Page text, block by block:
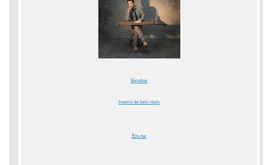
Bénabar
Inspiré de faits réels
Écouter